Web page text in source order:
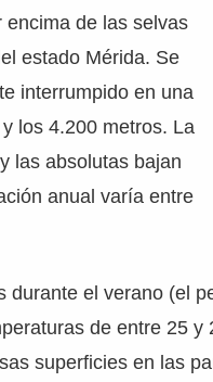
encima de las selvas
estado Mérida. Se
interrumpido en una
los 4.200 metros. La
las absolutas bajan
anual varía entre
durante el verano (el
de entre 25 y
superficies en las